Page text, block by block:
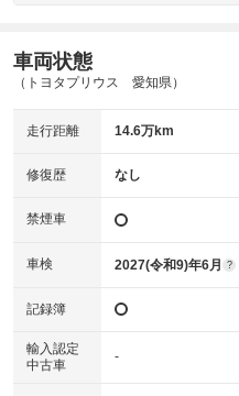
ABS
※グー故障診断は保証サービスで
※実際にお渡しする故障診断書に
※グー故障診断書はあくまでも実
わたり車両状態を担保するもので
車両状態
（トヨタプリウス 愛知県）
走行距離 14.6万km
修復歴 なし
禁煙車
車検 2027(令和9)年6月 ?
記録簿
輸入認定
中古車
-